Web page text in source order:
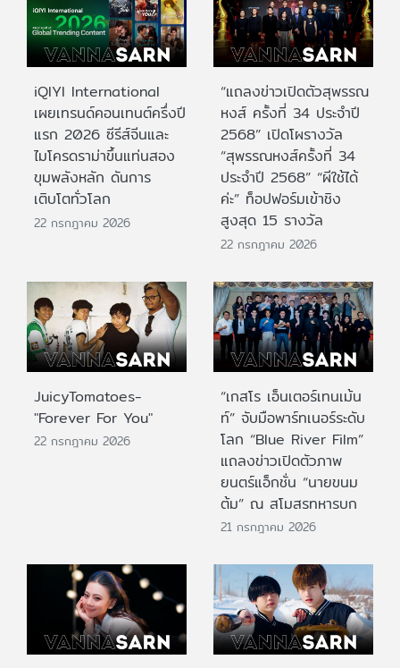
iQIYI International
เผยเทรนด์คอนเทนต์ครึ่งปี
แรก 2026 ซีรีส์จีนและ
ไมโครดราม่าขึ้นแท่นสอง
ขุมพลังหลัก ดันการ
เติบโตทั่วโลก
22 กรกฎาคม 2026
“แถลงข่าวเปิดตัวสุพรรณ
หงส์ ครั้งที่ 34 ประจำปี
2568” เปิดโผรางวัล
“สุพรรณหงส์ครั้งที่ 34
ประจำปี 2568” “ผีใช้ได้
ค่ะ” ท็อปฟอร์มเข้าชิง
สูงสุด 15 รางวัล
22 กรกฎาคม 2026
JuicyTomatoes-
"Forever For You"
22 กรกฎาคม 2026
“เกสโร เอ็นเตอร์เทนเม้น
ท์” จับมือพาร์ทเนอร์ระดับ
โลก “Blue River Film”
แถลงข่าวเปิดตัวภาพ
ยนตร์แอ็กชั่น “นายขนม
ต้ม” ณ สโมสรทหารบก
21 กรกฎาคม 2026